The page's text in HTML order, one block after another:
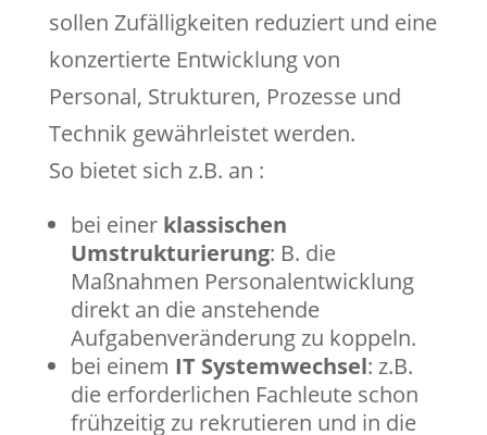
sollen Zufälligkeiten reduziert und eine
konzertierte Entwicklung von
Personal, Strukturen, Prozesse und
Technik gewährleistet werden.
So bietet sich z.B. an :
bei einer klassischen
Umstrukturierung: B. die
Maßnahmen Personalentwicklung
direkt an die anstehende
Aufgabenveränderung zu koppeln.
bei einem IT Systemwechsel: z.B.
die erforderlichen Fachleute schon
frühzeitig zu rekrutieren und in die